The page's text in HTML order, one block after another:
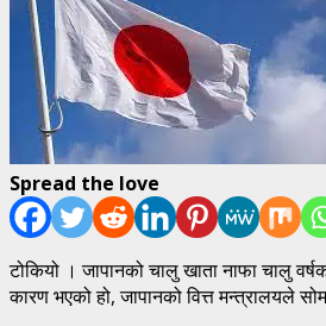
Spread the love
टोकियो । जापानको चालु खाता नाफा चालु
कारण भएको हो, जापानको वित्त मन्त्रालयले